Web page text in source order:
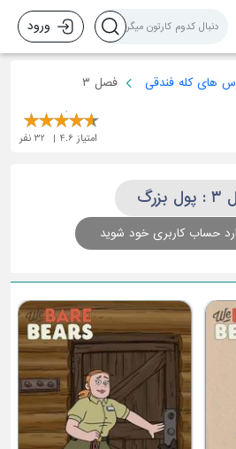
ورود
های کله فندقی فصل ۳
امتیاز 4.6
32 نفر
حساب کاربری خود شوید
کایل